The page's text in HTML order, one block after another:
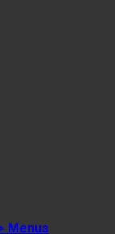
Menus